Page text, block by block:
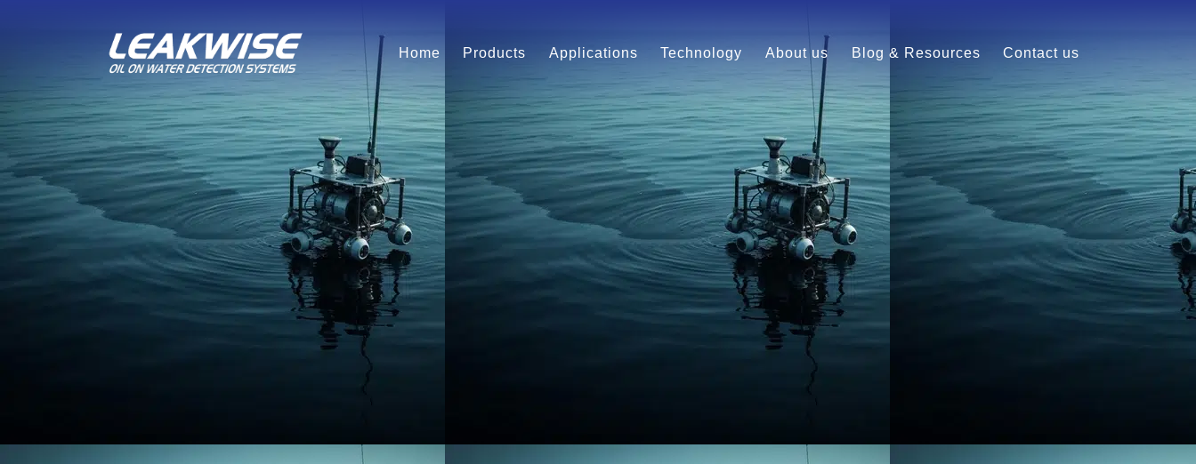
Home Products Applications Technology About us Blog & Resources Contact us